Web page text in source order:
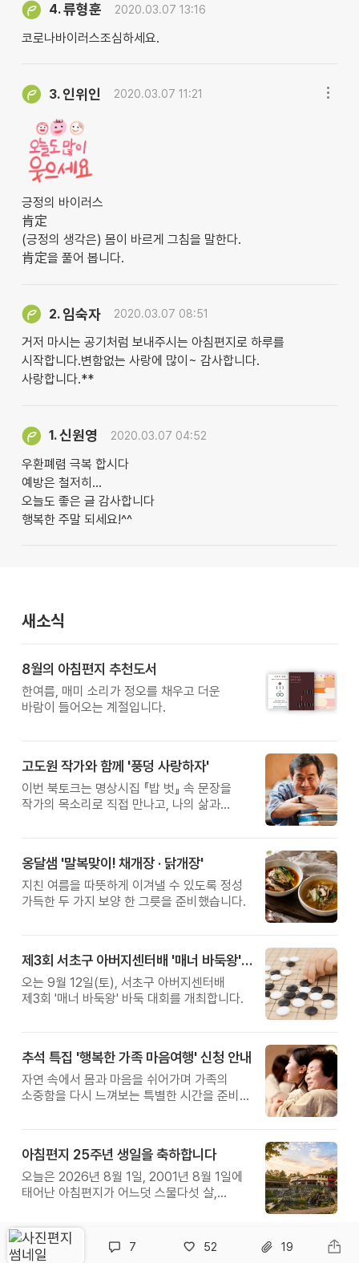
4.류형훈 2020.03.07 13:16
코로나바이러스조심하세요.
3.인위인 2020.03.07 11:21
긍정의 바이러스
肯定
(긍정의 생각은) 몸이 바르게 그침을 말한다.
肯定을 풀어 봅니다.
2. 임숙자 2020.03.07 08:51
거저 마시는 공기처럼 보내주시는 아침편지로 하루를
시작합니다.변함없는 사랑에 많이~ 감사합니다.
사랑합니다.**
1.신원영 2020.03.07 04:52
우환폐렴 극복 합시다
예방은 철저히...
오늘도 좋은 글 감사합니다
행복한 주말 되세요!^^
새소식
8월의 아침편지 추천도서
한여름, 매미 소리가 정오를 채우고 더운
바람이 들어오는 계절입니다.
고도원 작가와 함께 '풍덩 사랑하자'
이번 북토크는 명상시집 『밥 벗』 속 문장을
작가의 목소리로 직접 만나고, 나의 삶과
옹달샘 '말복맞이! 채개장 · 닭개장'
지친 여름을 따뜻하게 이겨낼 수 있도록 정성
가득한 두 가지 보양 한 그릇을 준비했습니다.
제3회 서초구 아버지센터배 '매너 바둑왕' 대회
오는 9월 12일(토), 서초구 아버지센터배
제3회 '매너 바둑왕' 바둑 대회를 개최합니다.
추석 특집 '행복한 가족 마음여행' 신청 안내
자연 속에서 몸과 마음을 쉬어가며 가족의
소중함을 다시 느껴보는 특별한 시간을 준비해
아침편지 25주년 생일을 축하합니다
오늘은 2026년 8월 1일, 2001년 8월 1일에
태어난 아침편지가 어느덧 스물다섯 살,
7 52 19